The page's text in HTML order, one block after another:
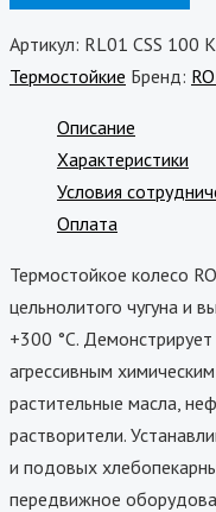
Артикул: RL01 CSS 100
Термостойкие Бренд:
Описание
Характеристики
Условия
Оплата
Термостойкое колесо
цельнолитого чугуна и
+300 °С.
агрессивным
растительные масла,
растворители.
и подовых
передвижное